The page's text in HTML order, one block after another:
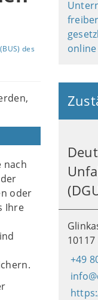
des
nach
oder
Ihre
+49